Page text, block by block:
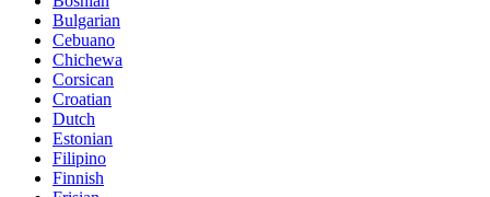
Bulgarian
Cebuano
Chichewa
Corsican
Croatian
Dutch
Estonian
Filipino
Finnish